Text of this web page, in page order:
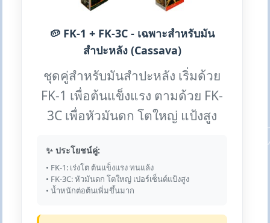
🥔 FK-1 + FK-3C - เฉพาะสำหรับมัน
สำปะหลัง (Cassava)
ชุดคู่สำหรับมันสำปะหลัง เริ่มด้วย
FK-1 เพื่อต้นแข็งแรง ตามด้วย FK-
3C เพื่อหัวมันดก โตใหญ่ แป้งสูง
✨ ประโยชน์คู่:
• FK-1: เร่งโต ต้นแข็งแรง ทนแล้ง
• FK-3C: หัวมันดก โตใหญ่ เปอร์เซ็นต์แป้งสูง
• น้ำหนักต่อต้นเพิ่มขึ้นมาก